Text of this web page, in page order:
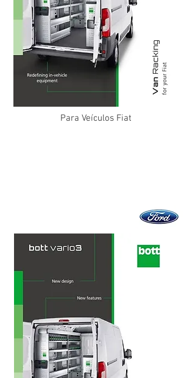
Para Veículos Fiat